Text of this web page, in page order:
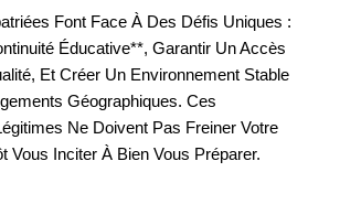
Font Face À Des Défis Uniques :
Éducative**, Garantir Un Accès
Et Créer Un Environnement Stable
Géographiques. Ces
Ne Doivent Pas Freiner Votre
Vous Inciter À Bien Vous Préparer.